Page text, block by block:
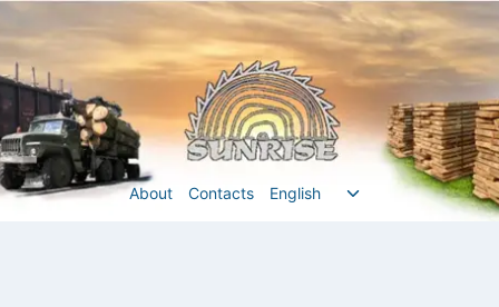
Перейти
до
вмісту
About Contacts English
Перемкнути